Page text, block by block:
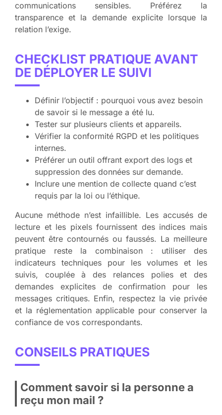
communications sensibles. Préférez la
transparence et la demande explicite lorsque la
relation l’exige.
CHECKLIST PRATIQUE AVANT
DE DÉPLOYER LE SUIVI
Définir l’objectif : pourquoi vous avez besoin
de savoir si le message a été lu.
Tester sur plusieurs clients et appareils.
Vérifier la conformité RGPD et les politiques
internes.
Préférer un outil offrant export des logs et
suppression des données sur demande.
Inclure une mention de collecte quand c’est
requis par la loi ou l’éthique.
Aucune méthode n’est infaillible. Les accusés de
lecture et les pixels fournissent des indices mais
peuvent être contournés ou faussés. La meilleure
pratique reste la combinaison : utiliser des
indicateurs techniques pour les volumes et les
suivis, couplée à des relances polies et des
demandes explicites de confirmation pour les
messages critiques. Enfin, respectez la vie privée
et la réglementation applicable pour conserver la
confiance de vos correspondants.
CONSEILS PRATIQUES
Comment savoir si la personne a
reçu mon mail ?